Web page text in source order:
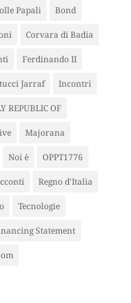
Papali Bond
Corvara di Badia
Ferdinando II
Jarraf Incontri
REPUBLIC OF
Majorana
Noi è OPPT1776
Regno d'Italia
Tecnologie
Statement